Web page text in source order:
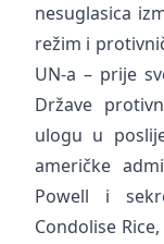
nesuglasica
režim i
UN-a – prije
Države
ulogu u
američke
Powell i
Condolise